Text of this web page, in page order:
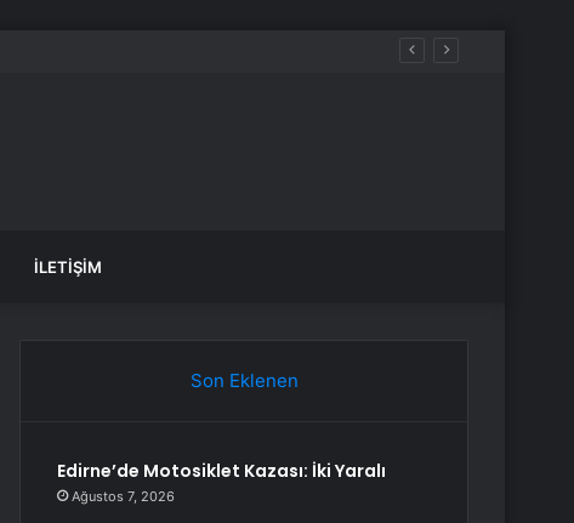
İLETIŞIM
Son Eklenen
Edirne’de Motosiklet Kazası: İki Yaralı
Ağustos 7, 2026